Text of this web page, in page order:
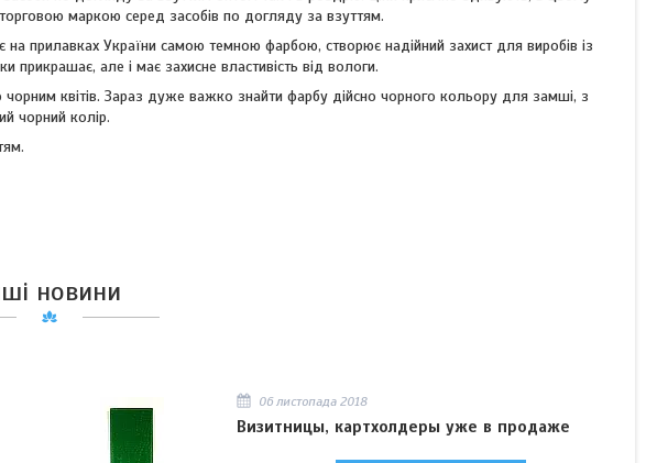
маркою серед засобів по догляду за взуттям.
на прилавках України самою темною фарбою, створює надійний захист для виробів із
прикрашає, але і має захисне властивість від вологи.
квітів. Зараз дуже важко знайти фарбу дійсно чорного кольору для замші, з
чорний колір.
новини
06 листопада 2018
Визитницы, картхолдеры уже в продаже